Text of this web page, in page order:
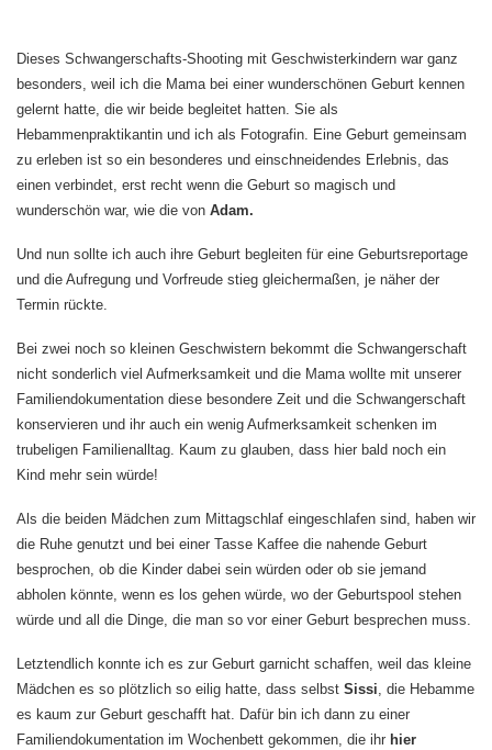
Dieses Schwangerschafts-Shooting mit Geschwisterkindern war ganz
besonders, weil ich die Mama bei einer wunderschönen Geburt kennen
gelernt hatte, die wir beide begleitet hatten. Sie als
Hebammenpraktikantin und ich als Fotografin. Eine Geburt gemeinsam
zu erleben ist so ein besonderes und einschneidendes Erlebnis, das
einen verbindet, erst recht wenn die Geburt so magisch und
wunderschön war, wie die von Adam.
Und nun sollte ich auch ihre Geburt begleiten für eine Geburtsreportage
und die Aufregung und Vorfreude stieg gleichermaßen, je näher der
Termin rückte.
Bei zwei noch so kleinen Geschwistern bekommt die Schwangerschaft
nicht sonderlich viel Aufmerksamkeit und die Mama wollte mit unserer
Familiendokumentation diese besondere Zeit und die Schwangerschaft
konservieren und ihr auch ein wenig Aufmerksamkeit schenken im
trubeligen Familienalltag. Kaum zu glauben, dass hier bald noch ein
Kind mehr sein würde!
Als die beiden Mädchen zum Mittagschlaf eingeschlafen sind, haben wir
die Ruhe genutzt und bei einer Tasse Kaffee die nahende Geburt
besprochen, ob die Kinder dabei sein würden oder ob sie jemand
abholen könnte, wenn es los gehen würde, wo der Geburtspool stehen
würde und all die Dinge, die man so vor einer Geburt besprechen muss.
Letztendlich konnte ich es zur Geburt garnicht schaffen, weil das kleine
Mädchen es so plötzlich so eilig hatte, dass selbst Sissi, die Hebamme
es kaum zur Geburt geschafft hat. Dafür bin ich dann zu einer
Familiendokumentation im Wochenbett gekommen, die ihr hier